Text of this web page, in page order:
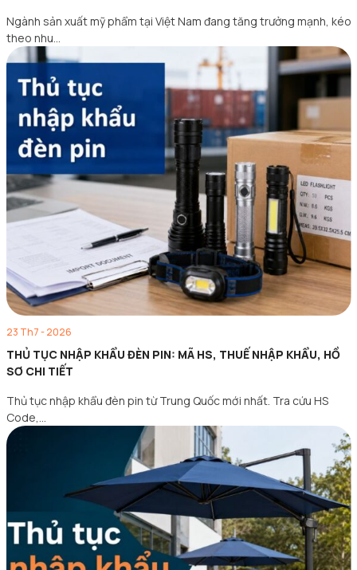
Ngành sản xuất mỹ phẩm tại Việt Nam đang tăng trưởng mạnh, kéo
theo nhu…
23 Th7 - 2026
THỦ TỤC NHẬP KHẨU ĐÈN PIN: MÃ HS, THUẾ NHẬP KHẨU, HỒ
SƠ CHI TIẾT
Thủ tục nhập khẩu đèn pin từ Trung Quốc mới nhất. Tra cứu HS
Code,…